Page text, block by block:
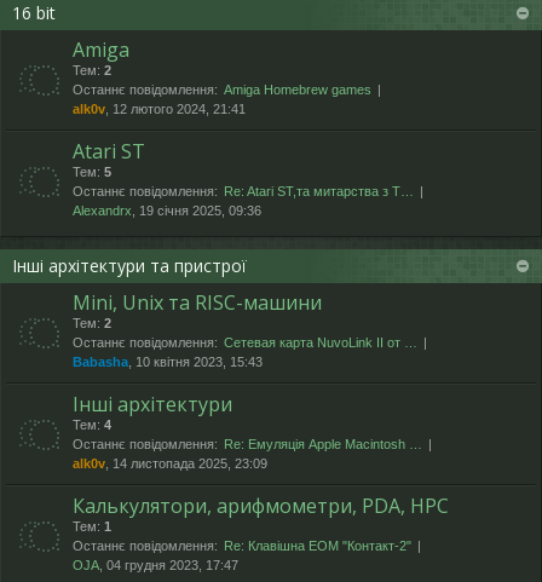
16 bit
Amiga
Тем: 2
Останнє повідомлення: Amiga Homebrew games
alk0v , 12 лютого 2024, 21:41
Atari ST
Тем: 5
Останнє повідомлення:
Re: Atari ST,та митарства з T…
Alexandrx , 19 січня 2025, 09:36
Інші архітектури та пристрої
Mini, Unix та RISC-машини
Тем: 2
Останнє повідомлення: Сетевая карта NuvoLink II от …
Babasha , 10 квітня 2023, 15:43
Інші архітектури
Тем: 4
Останнє повідомлення:
Re: Емуляція Apple Macintosh …
alk0v , 14 листопада 2025, 23:09
Калькулятори, арифмометри, PDA, HPC
Тем: 1
Останнє повідомлення:
Re: Клавішна ЕОМ "Контакт-2"
OJA , 04 грудня 2023, 17:47